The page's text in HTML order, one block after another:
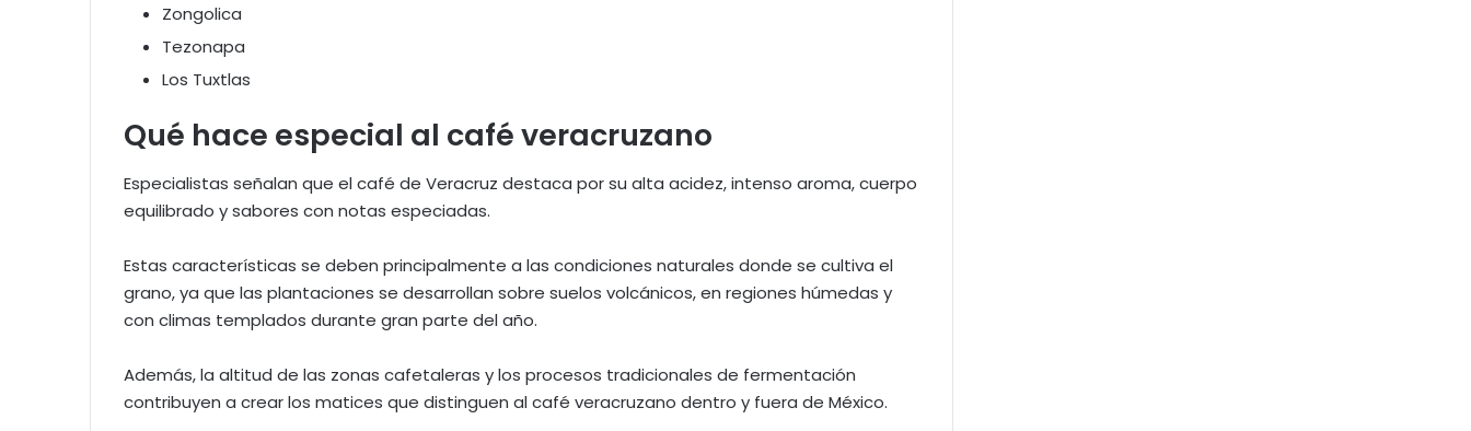
Zongolica
Tezonapa
Los Tuxtlas
Qué hace especial al café veracruzano
Especialistas señalan que el café de Veracruz destaca por su alta acidez, intenso aroma, cuerpo
equilibrado y sabores con notas especiadas.
Estas características se deben principalmente a las condiciones naturales donde se cultiva el
grano, ya que las plantaciones se desarrollan sobre suelos volcánicos, en regiones húmedas y
con climas templados durante gran parte del año.
Además, la altitud de las zonas cafetaleras y los procesos tradicionales de fermentación
contribuyen a crear los matices que distinguen al café veracruzano dentro y fuera de México.